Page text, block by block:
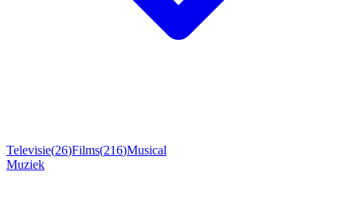
Televisie(26)Films(216)Musical
Muziek